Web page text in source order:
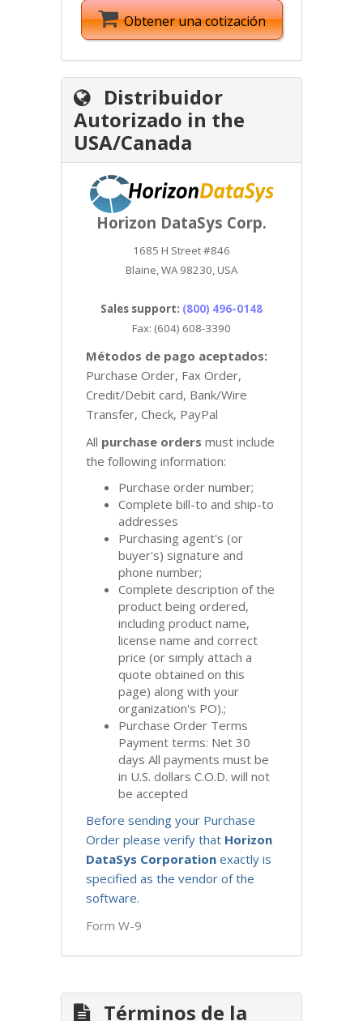
NOTICIAS
PANEL DEL CLIENTE
Obtener una cotización
Distribuidor
Autorizado in the
USA/Canada
Horizon DataSys Corp.
1685 H Street #846
Blaine, WA 98230, USA
Sales support: (800) 496-0148
Fax: (604) 608-3390
Métodos de pago aceptados:
Purchase Order, Fax Order,
Credit/Debit card, Bank/Wire
Transfer, Check, PayPal
All purchase orders must include
the following information:
Purchase order number;
Complete bill-to and ship-to
addresses
Purchasing agent's (or
buyer's) signature and
phone number;
Complete description of the
product being ordered,
including product name,
license name and correct
price (or simply attach a
quote obtained on this
page) along with your
organization's PO).;
Purchase Order Terms
Payment terms: Net 30
days All payments must be
in U.S. dollars C.O.D. will not
be accepted
Before sending your Purchase
Order please verify that Horizon
DataSys Corporation exactly is
specified as the vendor of the
software.
Form W-9
Términos de la